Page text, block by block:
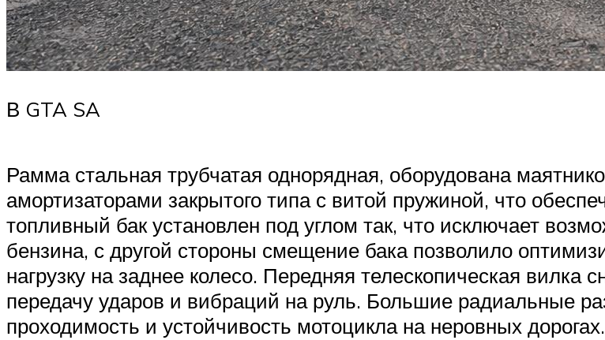
В GTA SA
Рамма стальная трубчатая однорядная, оборудована
амортизаторами закрытого типа с витой пружиной, что
топливный бак установлен под углом так, что исключает
бензина, с другой стороны смещение бака позволило
нагрузку на заднее колесо. Передняя телескопическая
передачу ударов и вибраций на руль. Большие радиальные
проходимость и устойчивость мотоцикла на неровных дорогах.